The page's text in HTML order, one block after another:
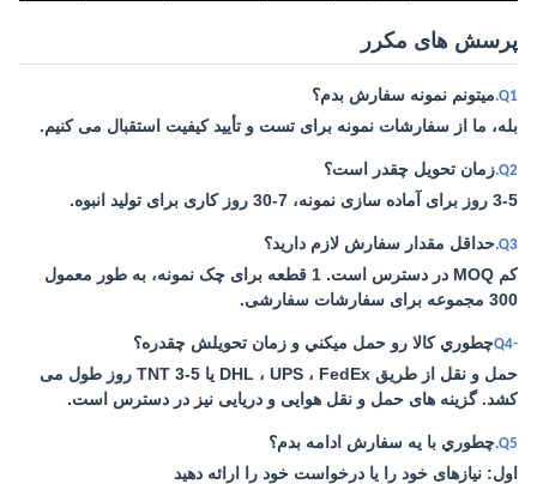
پرسش های مکرر
Q1. ميتونم نمونه سفارش بدم؟
بله، ما از سفارشات نمونه برای تست و تأیید کیفیت استقبال می کنیم.
Q2. زمان تحویل چقدر است؟
3-5 روز برای آماده سازی نمونه، 7-30 روز کاری برای تولید انبوه.
Q3. حداقل مقدار سفارش لازم دارید؟
کم MOQ در دسترس است. 1 قطعه برای چک نمونه، به طور معمول
300 مجموعه برای سفارشات سفارشی.
-Q4
چطوري کالا رو حمل ميکني و زمان تحویلش چقدره؟
حمل و نقل از طریق DHL ، UPS ، FedEx یا TNT 3-5 روز طول می
کشد. گزینه های حمل و نقل هوایی و دریایی نیز در دسترس است.
Q5. چطوري با يه سفارش ادامه بدم؟
اول: نیازهای خود را یا درخواست خود را ارائه دهید